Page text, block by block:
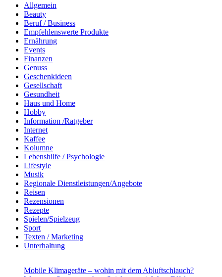
Allgemein
Beauty
Beruf / Business
Empfehlenswerte Produkte
Ernährung
Events
Finanzen
Genuss
Geschenkideen
Gesellschaft
Gesundheit
Haus und Home
Hobby
Information /Ratgeber
Internet
Kaffee
Kolumne
Lebenshilfe / Psychologie
Lifestyle
Musik
Regionale Dienstleistungen/Angebote
Reisen
Rezensionen
Rezepte
Spielen/Spielzeug
Sport
Texten / Marketing
Unterhaltung
Mobile Klimageräte – wohin mit dem Abluftschlauch?